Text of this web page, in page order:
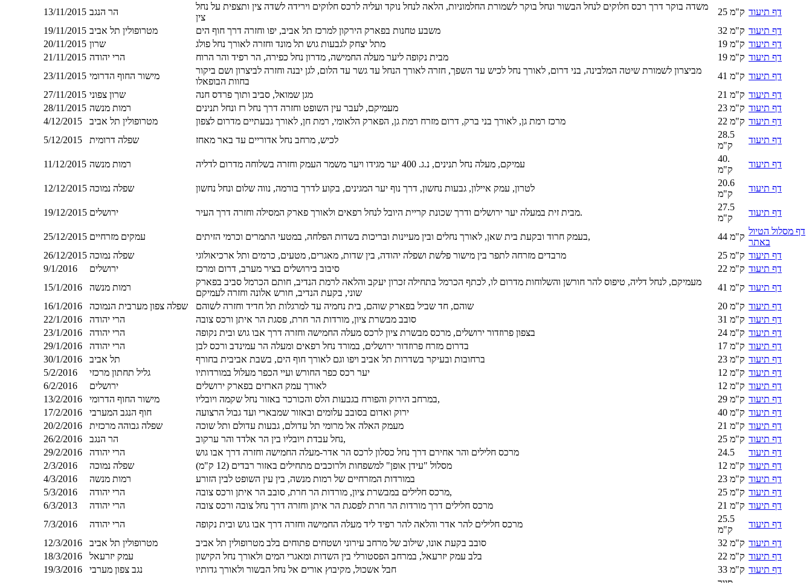
13/11/2015 הר הנגב
משדה בוקר דרך רכס חלוקים לנחל הבשור ונחל בוקר לשמורת החלמוניות, הלאה לנחל נוקד ועליה לרכס חלוקים וירידה לשדה צין ותצפית על נחל
צין
25 ק"מ דף תיעוד
19/11/2015 מטרופולין תל אביב משבע טחנות בפארק הירקון למרכז תל אביב, יפו וחזרה דרך חוף הים 32 ק"מ דף תיעוד
20/11/2015 שרון מתל יצחק לגבעות גוש תל מונד וחזרה לאורך נחל פולג 19 ק"מ דף תיעוד
21/11/2015 הרי יהודה מבית נקופה ליער מעלה החמישה, מדרון נחל כפירה, הר רפיד והר הרוח 19 ק"מ דף תיעוד
23/11/2015 מישור החוף הדרומי
מביצרון לשמורת שיטה המלבינה, בני דרום, לאורך נחל לכיש עד השפך, חזרה לאורך הנחל עד גשר עד הלום, לגן יבנה וחזרה לביצרון ושם ביקור
בחוות הבופאלו
41 ק"מ דף תיעוד
27/11/2015 שרון צפוני מגן שמואל, סביב ותוך פרדס חנה 21 ק"מ דף תיעוד
28/11/2015 רמות מנשה מעמיקם, לעבר עין השופט וחזרה דרך נחל רז ונחל תנינים 23 ק"מ דף תיעוד
4/12/2015
מטרופולין תל אביב מרכז רמת גן, לאורך בני ברק, דרום מזרח רמת גן, הפארק הלאומי, רמת חן, לאורך גבעתיים מדרום לצפון 22 ק"מ דף תיעוד
5/12/2015
שפלה דרומית לכיש, מרחב נחל אדוריים עד באר מאחז
28.5
ק"מ
דף תיעוד
11/12/2015 רמות מנשה עמיקם, מעלה נחל תנינים, נ.ג. 400 יער מגידו ויער משמר העמק וחזרה בשלוחה מדרום לדליה
40.
ק"מ
דף תיעוד
12/12/2015 שפלה נמוכה לטרון, עמק איילון, גבעות נחשון, דרך נוף יער המגינים, בקוע לדרך בורמה, נווה שלום ונחל נחשון
20.6
ק"מ
דף תיעוד
19/12/2015 ירושלים מבית זית במעלה יער ירושלים ודרך שכונת קריית היובל לנחל רפאים ולאורך פארק המסילה וחזרה דרך העיר.
27.5
ק"מ
דף תיעוד
25/12/2015 עמקים מזרחיים בעמק חרוד ובקעת בית שאן, לאורך נחלים ובין מעיינות ובריכות בשדות הפלחה, במטעי התמרים וכרמי הזיתים, 44 ק"מ
דף מסלול הטיול
באתר
26/12/2015 שפלה נמוכה מרבדים מזרחה לתפר בין מישור פלשת ושפלה יהודה, בין שדות, מאגרים, מטעים, כרמים ותל ארכיאולוגי 25 ק"מ דף תיעוד
9/1/2016
ירושלים סיבוב בירושלים בציר מערב, דרום ומרכז 22 ק"מ דף תיעוד
15/1/2016
רמות מנשה
מעמיקם, לנחל דליה, טיפוס להר חורשן והשלוחות מדרום לו, לכתף הכרמל בתחילה זכרון יעקב והלאה לרמת הנדיב, חותם הכרמל סביב בפארק
שוני, בקעת הנדיב, חורש אלונה וחזרה לעמיקם
41 ק"מ דף תיעוד
16/1/2016
שפלה צפון מערבית הנמוכה שוהם, חד שביל בפארק שוהם, בית נחמיה עד למרגלות תל חדיד וחזרה לשוהם 20 ק"מ דף תיעוד
22/1/2016
הרי יהודה סובב מבשרת ציון, מורדות הר חרת, פסגת הר איתן ורכס צובה 31 ק"מ דף תיעוד
23/1/2016
הרי יהודה בצפון פרוזדור ירושלים, מרכס מבשרת ציון לרכס מעלה החמישה וחזרה דרך אבו גוש ובית נקופה 24 ק"מ דף תיעוד
29/1/2016
הרי יהודה בדרום מזרח פרוזדור ירושלים, במורד נחל רפאים ומעלה הר עמינדב ורכס לבן 17 ק"מ דף תיעוד
30/1/2016
תל אביב ברחובות ובעיקר בשדרות תל אביב ויפו וגם לאורך חוף הים, בשבת אביבית בחורף 23 ק"מ דף תיעוד
5/2/2016
גליל תחתון מרכזי יער רכס כפר החורש ועיי הכפר מעלול במורדותיו 12 ק"מ דף תיעוד
6/2/2016
ירושלים לאורך עמק הארזים בפארק ירושלים 12 ק"מ דף תיעוד
13/2/2016
מישור החוף הדרומי במרחב הירוק והפורח בגבעות הלס והכורכר באזור נחל שקמה ויובליו, 29 ק"מ דף תיעוד
17/2/2016
חוף הנגב המערבי ירוק ואדום בסובב עלומים ובאזור שמבארי ועד גבול הרצועה 40 ק"מ דף תיעוד
20/2/2016
שפלה גבוהה מרכזית מעמק האלה אל מרומי תל עדולם, גבעות עדולם ותל שוכה 21 ק"מ דף תיעוד
26/2/2016
הר הנגב נחל עבדת ויובליו בין הר אלדד והר ערקוב, 25 ק"מ דף תיעוד
29/2/2016
הרי יהודה מרכס חלילים והר אחירם דרך נחל כסלון לרכס הר אדר-מעלה החמישה וחזרה דרך אבו גוש 24.5
דף תיעוד
2/3/2016
שפלה נמוכה מסלול "עידן אופן" למשפחות ולרוכבים מתחילים באזור רבדים (12 ק"מ) 12 ק"מ דף תיעוד
4/3/2016
רמות מנשה במורדות המזרחיים של רמות מנשה, בין עין השופט לבין הזורע 23 ק"מ דף תיעוד
5/3/2016
הרי יהודה מרכס חלילים במבשרת ציון, מורדות הר חרת, סובב הר איתן ורכס צובה, 25 ק"מ דף תיעוד
6/3/2013
הרי יהודה מרכס חלילים דרך מורדות הר חרת לפסגת הר איתן וחזרה דרך נחל צובה ורכס צובה 21 ק"מ דף תיעוד
7/3/2016
הרי יהודה מרכס חלילים להר אדר והלאה להר רפיד ליד מעלה החמישה וחזרה דרך אבו גוש ובית נקופה
25.5
ק"מ
דף תיעוד
12/3/2016
מטרופולין תל אביב סובב בקעת אונו, שילוב של מרחב עירוני ושטחים פתוחים בלב מטרופולין תל אביב 32 ק"מ דף תיעוד
18/3/2016
עמק יזרעאל בלב עמק יזרעאל, במרחב הפסטורלי בין השדות ומאגרי המים ולאורך נחל הקישון 22 ק"מ דף תיעוד
19/3/2016
נגב צפון מערבי חבל אשכול, מקיבוץ אורים אל נחל הבשור ולאורך גדותיו 33 ק"מ דף תיעוד